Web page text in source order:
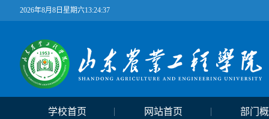
2026年8月8日星期六13:24:38
学校首页 网站首页 部门